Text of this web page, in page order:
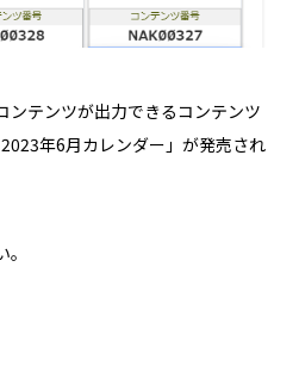
ンテンツが出力できるコンテンツ
年6月カレンダー」が発売され